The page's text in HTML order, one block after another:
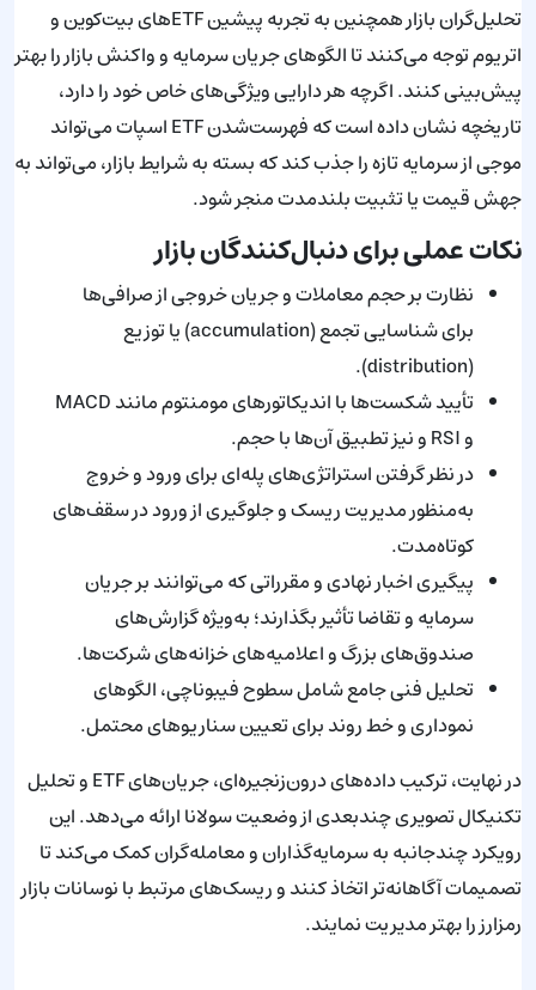
تحلیل‌گران بازار همچنین به تجربه پیشین ETFهای بیت‌کوین و
اتریوم توجه می‌کنند تا الگوهای جریان سرمایه و واکنش بازار را بهتر
پیش‌بینی کنند. اگرچه هر دارایی ویژگی‌های خاص خود را دارد،
تاریخچه نشان داده است که فهرست‌شدن ETF اسپات می‌تواند
موجی از سرمایه تازه را جذب کند که بسته به شرایط بازار، می‌تواند به
جهش قیمت یا تثبیت بلندمدت منجر شود.
نکات عملی برای دنبال‌کنندگان بازار
نظارت بر حجم معاملات و جریان خروجی از صرافی‌ها
برای شناسایی تجمع (accumulation) یا توزیع
(distribution).
تأیید شکست‌ها با اندیکاتورهای مومنتوم مانند MACD
و RSI و نیز تطبیق آن‌ها با حجم.
در نظر گرفتن استراتژی‌های پله‌ای برای ورود و خروج
به‌منظور مدیریت ریسک و جلوگیری از ورود در سقف‌های
کوتاه‌مدت.
پیگیری اخبار نهادی و مقرراتی که می‌توانند بر جریان
سرمایه و تقاضا تأثیر بگذارند؛ به‌ویژه گزارش‌های
صندوق‌های بزرگ و اعلامیه‌های خزانه‌های شرکت‌ها.
تحلیل فنی جامع شامل سطوح فیبوناچی، الگوهای
نموداری و خط روند برای تعیین سناریوهای محتمل.
در نهایت، ترکیب داده‌های درون‌زنجیره‌ای، جریان‌های ETF و تحلیل
تکنیکال تصویری چندبعدی از وضعیت سولانا ارائه می‌دهد. این
رویکرد چندجانبه به سرمایه‌گذاران و معامله‌گران کمک می‌کند تا
تصمیمات آگاهانه‌تر اتخاذ کنند و ریسک‌های مرتبط با نوسانات بازار
رمزارز را بهتر مدیریت نمایند.